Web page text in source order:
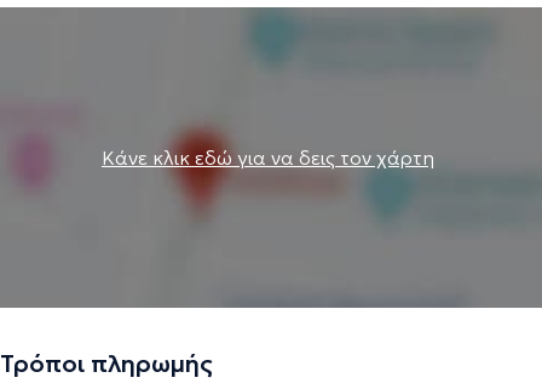
Κάνε κλικ εδώ για να δεις τον χάρτη
Τρόποι πληρωμής